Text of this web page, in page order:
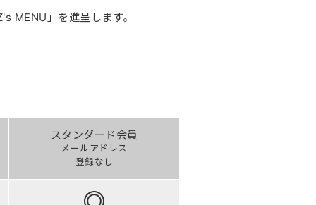
MENU」を進呈します。
スタンダード会員
メールアドレス
登録なし